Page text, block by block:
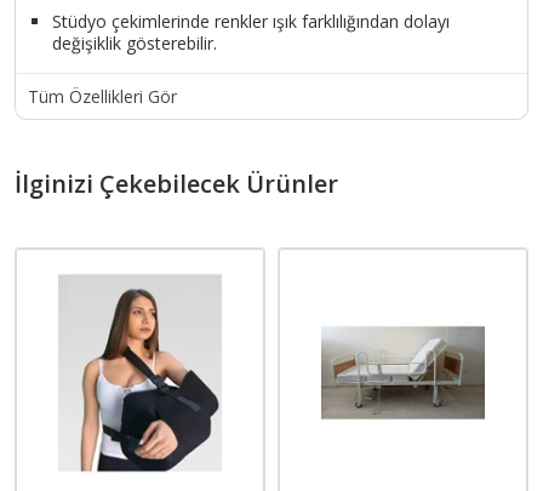
Stüdyo çekimlerinde renkler ışık farklılığından dolayı
değişiklik gösterebilir.
Tüm Özellikleri Gör
İlginizi Çekebilecek Ürünler